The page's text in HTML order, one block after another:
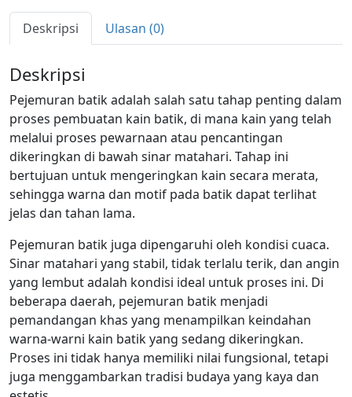
Deskripsi Ulasan (0)
Deskripsi
Pejemuran batik adalah salah satu tahap penting dalam
proses pembuatan kain batik, di mana kain yang telah
melalui proses pewarnaan atau pencantingan
dikeringkan di bawah sinar matahari. Tahap ini
bertujuan untuk mengeringkan kain secara merata,
sehingga warna dan motif pada batik dapat terlihat
jelas dan tahan lama.
Pejemuran batik juga dipengaruhi oleh kondisi cuaca.
Sinar matahari yang stabil, tidak terlalu terik, dan angin
yang lembut adalah kondisi ideal untuk proses ini. Di
beberapa daerah, pejemuran batik menjadi
pemandangan khas yang menampilkan keindahan
warna-warni kain batik yang sedang dikeringkan.
Proses ini tidak hanya memiliki nilai fungsional, tetapi
juga menggambarkan tradisi budaya yang kaya dan